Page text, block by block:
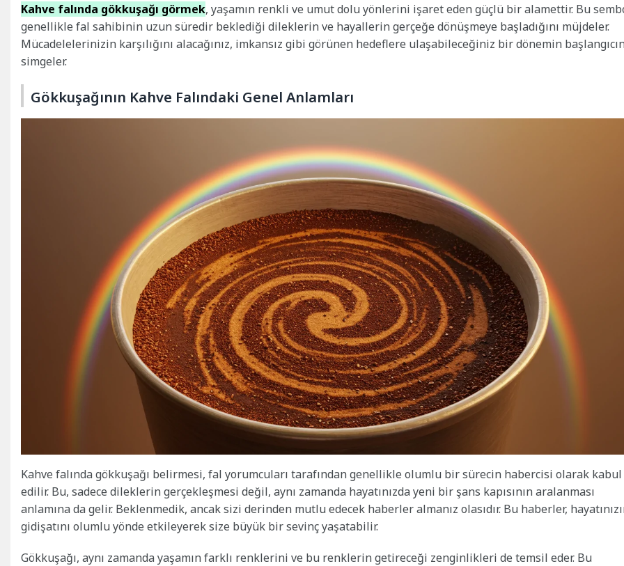
Kahve falında gökkuşağı görmek, yaşamın renkli ve umut dolu yönlerini işaret eden güçlü bir alamettir. Bu
genellikle fal sahibinin uzun süredir beklediği dileklerin ve hayallerin gerçeğe dönüşmeye başladığını müjdeler.
Mücadelelerinizin karşılığını alacağınız, imkansız gibi görünen hedeflere ulaşabileceğiniz bir dönemin
simgeler.
Gökkuşağının Kahve Falındaki Genel Anlamları
Kahve falında gökkuşağı belirmesi, fal yorumcuları tarafından genellikle olumlu bir sürecin habercisi olarak kabul
edilir. Bu, sadece dileklerin gerçekleşmesi değil, aynı zamanda hayatınızda yeni bir şans kapısının aralanması
anlamına da gelir. Beklenmedik, ancak sizi derinden mutlu edecek haberler almanız olasıdır. Bu haberler,
gidişatını olumlu yönde etkileyerek size büyük bir sevinç yaşatabilir.
Gökkuşağı, aynı zamanda yaşamın farklı renklerini ve bu renklerin getireceği zenginlikleri de temsil eder. Bu